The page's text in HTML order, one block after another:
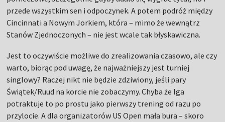
przede wszystkim sen i odpoczynek. A potem podróż między
Cincinnati a Nowym Jorkiem, która – mimo że wewnątrz
Stanów Zjednoczonych – nie jest wcale tak błyskawiczna.
Jest to oczywiście możliwe do zrealizowania czasowo, ale czy
warto, biorąc pod uwagę, że najważniejszy jest turniej
singlowy? Raczej nikt nie będzie zdziwiony, jeśli pary
Świątek/Ruud na korcie nie zobaczymy. Chyba że Iga
potraktuje to po prostu jako pierwszy trening od razu po
przylocie. A dla organizatorów US Open mała bura – skoro